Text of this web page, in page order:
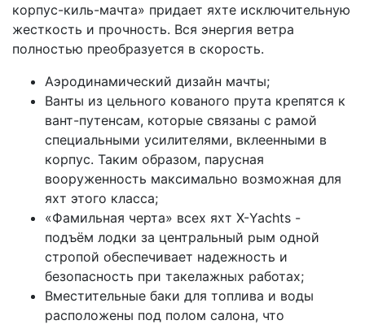
корпус-киль-мачта» придает яхте исключительную
жесткость и прочность. Вся энергия ветра
полностью преобразуется в скорость.
Аэродинамический дизайн мачты;
Ванты из цельного кованого прута крепятся к
вант-путенсам, которые связаны с рамой
специальными усилителями, вклеенными в
корпус. Таким образом, парусная
вооруженность максимально возможная для
яхт этого класса;
«Фамильная черта» всех яхт Х-Yachts -
подъём лодки за центральный рым одной
стропой обеспечивает надежность и
безопасность при такелажных работах;
Вместительные баки для топлива и воды
расположены под полом салона, что